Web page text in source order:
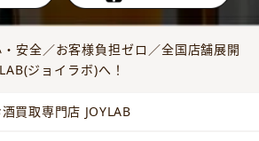
安全／お客様負担ゼロ／全国店舗展開
ジョイラボ)へ！
酒買取専門店 JOYLAB